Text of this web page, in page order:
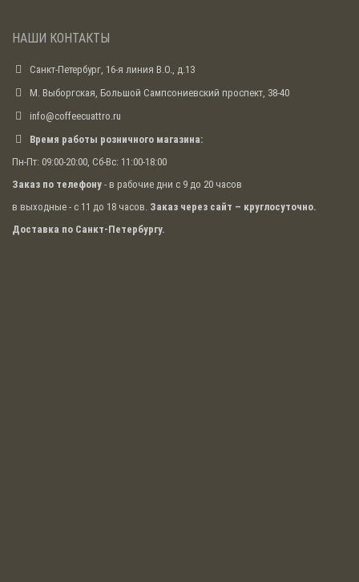
НАШИ КОНТАКТЫ
Санкт-Петербург, 16-я линия В.О., д.13
М. Выборгская, Большой Сампсониевский проспект, 38-40
info@coffeecuattro.ru
Время работы розничного магазина:
Пн-Пт: 09:00-20:00, Сб-Вс: 11:00-18:00
Заказ по телефону - в рабочие дни с 9 до 20 часов
в выходные - с 11 до 18 часов. Заказ через сайт – круглосуточно.
Доставка по Санкт-Петербургу.